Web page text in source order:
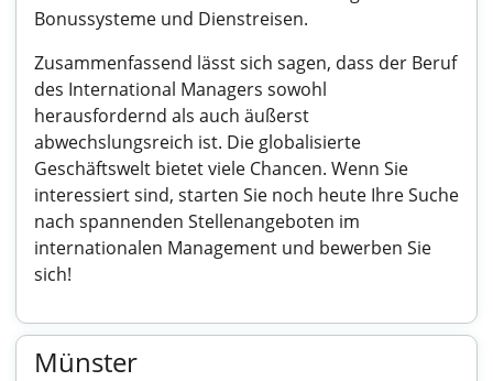
Bonussysteme und Dienstreisen.
Zusammenfassend lässt sich sagen, dass der Beruf
des International Managers sowohl
herausfordernd als auch äußerst
abwechslungsreich ist. Die globalisierte
Geschäftswelt bietet viele Chancen. Wenn Sie
interessiert sind, starten Sie noch heute Ihre Suche
nach spannenden Stellenangeboten im
internationalen Management und bewerben Sie
sich!
Münster